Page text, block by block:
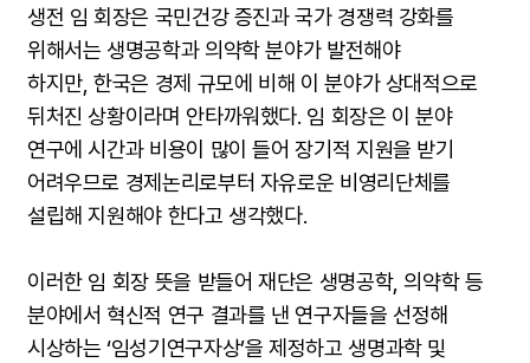
생전 임 회장은 국민건강 증진과 국가 경쟁력 강화를
위해서는 생명공학과 의약학 분야가 발전해야
하지만, 한국은 경제 규모에 비해 이 분야가 상대적으로
뒤처진 상황이라며 안타까워했다. 임 회장은 이 분야
연구에 시간과 비용이 많이 들어 장기적 지원을 받기
어려우므로 경제논리로부터 자유로운 비영리단체를
설립해 지원해야 한다고 생각했다.
이러한 임 회장 뜻을 받들어 재단은 생명공학, 의약학 등
분야에서 혁신적 연구 결과를 낸 연구자들을 선정해
시상하는 ‘임성기연구자상’을 제정하고 생명과학 및